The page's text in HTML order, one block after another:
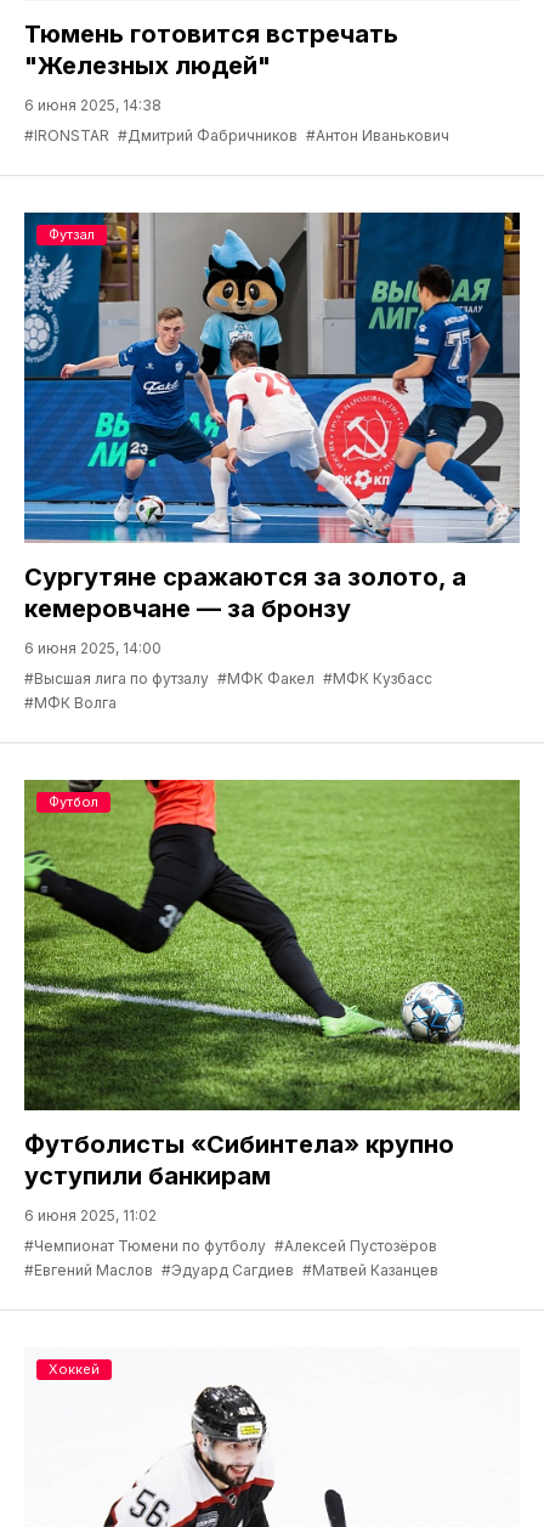
Тюмень готовится встречать
"Железных людей"
6 июня 2025, 14:38
#IRONSTAR #Дмитрий Фабричников #Антон Иванькович
Сургутяне сражаются за золото, а
кемеровчане — за бронзу
6 июня 2025, 14:00
#Высшая лига по футзалу #МФК Факел #МФК Кузбасс
#МФК Волга
Футзал
Футболисты «Сибинтела» крупно
уступили банкирам
6 июня 2025, 11:02
#Чемпионат Тюмени по футболу #Алексей Пустозёров
#Евгений Маслов #Эдуард Сагдиев #Матвей Казанцев
Футбол
Хоккей